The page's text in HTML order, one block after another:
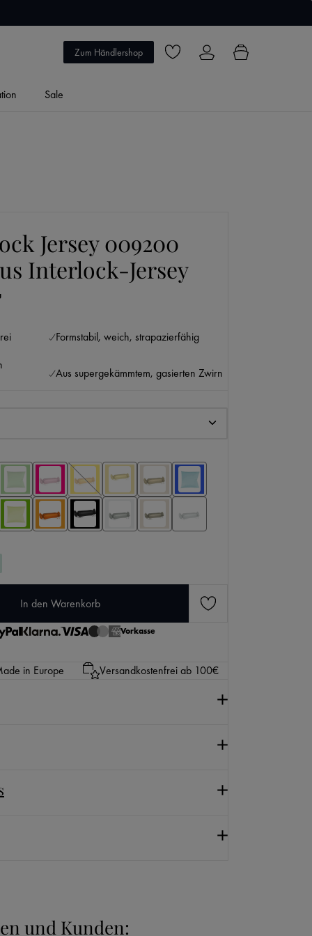
Zum Händlershop Du hast 0 Produkte auf dem
Sale
KI-generierter Inhalt.
Jersey 009200
Interlock-Jersey
Formstabil, weich, strapazierfähig
Aus supergekämmtem, gasierten Zwirn
gewünschten Wert ein oder benutze die
In den Warenkorb
Vorkasse
in Europe Versandkostenfrei ab 100€
und Kunden: